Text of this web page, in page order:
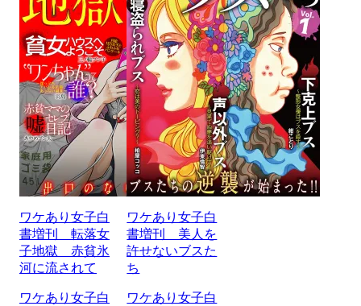
ワケあり女子白
書増刊 転落女
子地獄 赤貧氷
河に流されて
ワケあり女子白
ワケあり女子白
書増刊 美人を
許せないブスた
ち
ワケあり女子白